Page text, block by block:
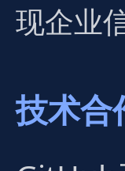
现企业
技术合